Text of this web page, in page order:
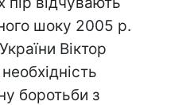
шоку 2005 р.
Віктор
боротьби з